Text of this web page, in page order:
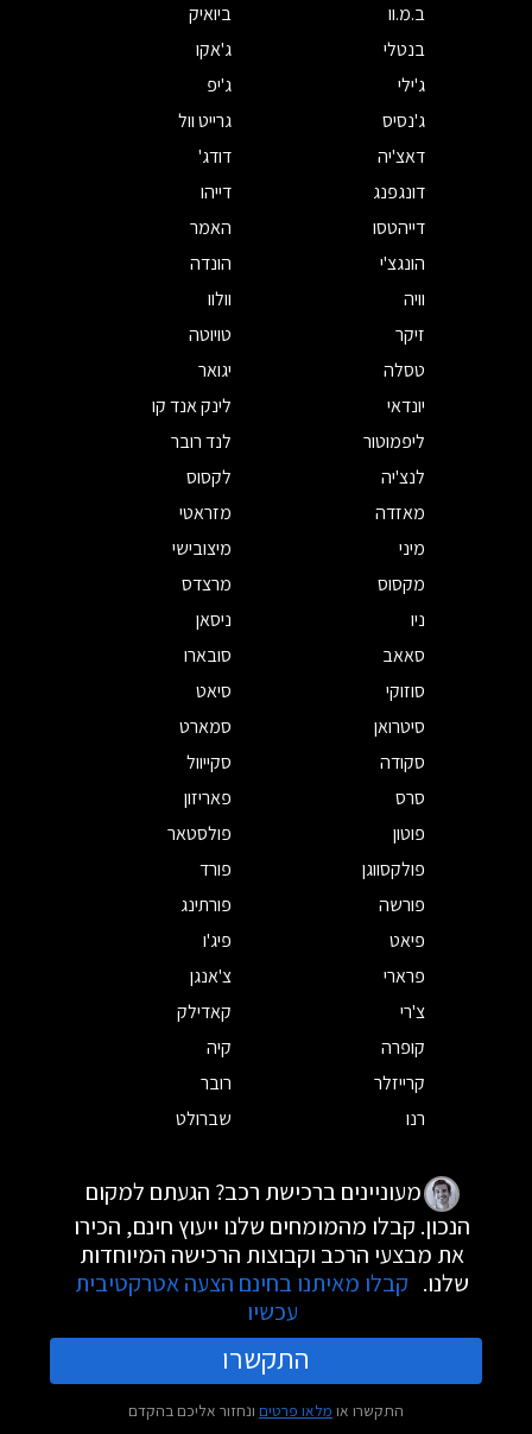
ב.מ.וו
ביואיק
בנטלי
ג'אקו
ג'ילי
ג'יפ
ג'נסיס
גרייט וול
דאצ'יה
דודג'
דונגפנג
דייהו
דייהטסו
האמר
הונגצ'י
הונדה
וויה
וולוו
זיקר
טויוטה
טסלה
יגואר
יונדאי
לינק אנד קו
ליפמוטור
לנד רובר
לנצ'יה
לקסוס
מאזדה
מזראטי
מיני
מיצובישי
מקסוס
מרצדס
ניו
ניסאן
סאאב
סובארו
סוזוקי
סיאט
סיטרואן
סמארט
סקודה
סקייוול
סרס
פאריזון
פוטון
פולסטאר
פולקסווגן
פורד
פורשה
פורתינג
פיאט
פיג'ו
פרארי
צ'אנגן
צ'רי
קאדילק
קופרה
קיה
קרייזלר
רובר
רנו
שברולט
מעוניינים ברכישת רכב? הגעתם למקום
הנכון. קבלו מהמומחים שלנו ייעוץ חינם, הכירו
את מבצעי הרכב וקבוצות הרכישה המיוחדות
שלנו. קבלו מאיתנו בחינם הצעה אטרקטיבית
עכשיו
התקשרו
התקשרו או מלאו פרטים ונחזור אליכם בהקדם